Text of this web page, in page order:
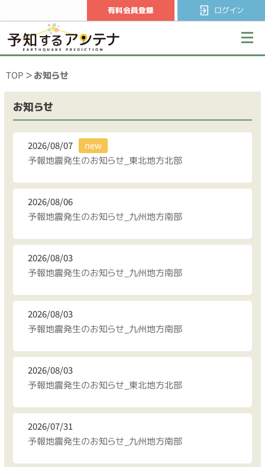
有料会員登録 ログイン
TOP お知らせ
お知らせ
2026/08/07
予報地震発生のお知らせ_東北地方北部
2026/08/06
予報地震発生のお知らせ_九州地方南部
2026/08/03
予報地震発生のお知らせ_九州地方南部
2026/08/03
予報地震発生のお知らせ_九州地方南部
2026/08/03
予報地震発生のお知らせ_東北地方北部
2026/07/31
予報地震発生のお知らせ_九州地方南部